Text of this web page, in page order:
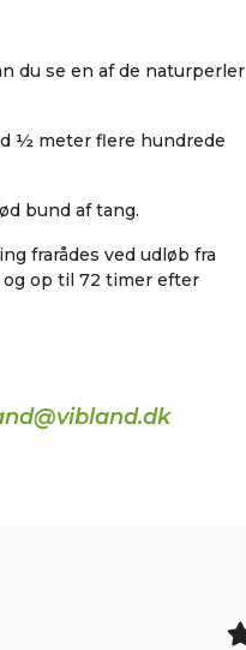
du se en af de naturperler
½ meter flere hundrede
bund af tang.
frarådes ved udløb fra
op til 72 timer efter